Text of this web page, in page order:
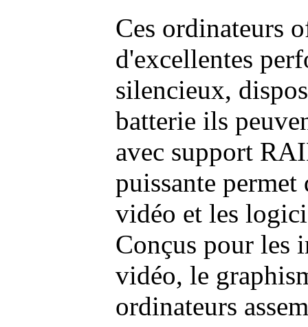
Ces ordinateurs
d'excellentes
silencieux,
batterie ils
avec support
puissante permet
vidéo et les
Conçus pour les
vidéo, le
ordinateurs